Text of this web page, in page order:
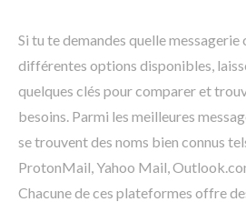
Si tu te demandes quelle
différentes options disponibles,
quelques clés pour comparer et
besoins. Parmi les meilleures
se trouvent des noms bien connus
ProtonMail, Yahoo Mail,
Chacune de ces plateformes offre